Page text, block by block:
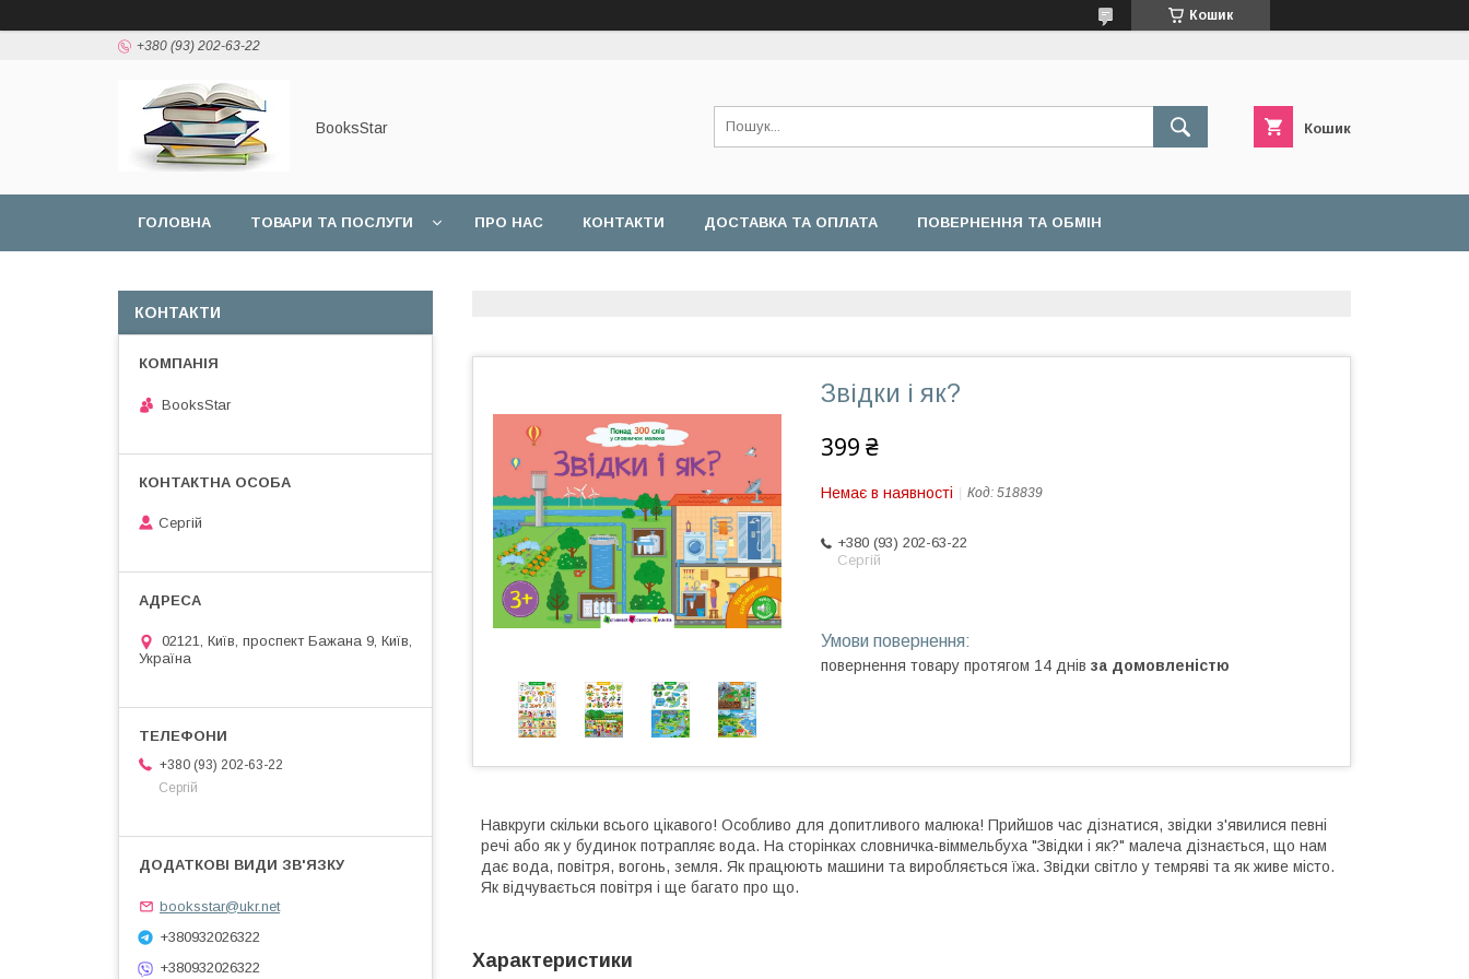
Кошик
+380 (93) 202-63-22
BooksStar Кошик
ГОЛОВНА ТОВАРИ ТА ПОСЛУГИ ПРО НАС КОНТАКТИ ДОСТАВКА ТА ОПЛАТА ПОВЕРНЕННЯ ТА ОБМІН
Звідки і як?
399 ₴
Немає в наявності Код: 518839
+380 (93) 202-63-22
Сергій
повернення товару протягом 14 днів за домовленістю
Навкруги скільки всього цікавого! Особливо для допитливого малюка! Прийшов час дізнатися, звідки з'явилися певні
речі або як у будинок потрапляє вода. На сторінках словничка-віммельбуха "Звідки і як?" малеча дізнається, що нам
дає вода, повітря, вогонь, земля. Як працюють машини та виробляється їжа. Звідки світло у темряві та як живе місто.
Як відчувається повітря і ще багато про що.
Характеристики
КОНТАКТИ
BooksStar
Сергій
02121, Київ, проспект Бажана 9, Київ,
Україна
+380 (93) 202-63-22
Сергій
booksstar@ukr.net
+380932026322
+380932026322